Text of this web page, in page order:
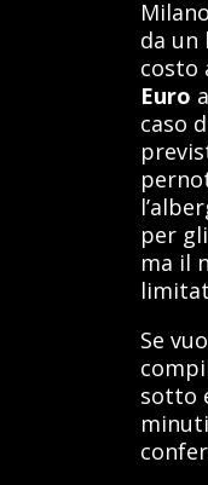
da un
costo
Euro
caso
per
ma il
Se
sotto